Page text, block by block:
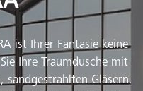
ist Ihrer Fantasie keine
Ihre Traumdusche mit
sandgestrahlten Gläsern,